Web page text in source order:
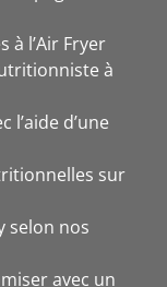
à l’Air Fryer
à
d’une
sur
selon nos
avec un